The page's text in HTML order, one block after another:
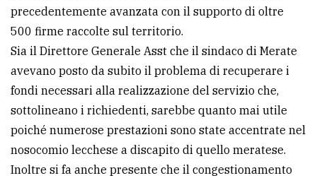
PRIVACY
Cookie
policy
precedentemente avanzata con il supporto di oltre
500 firme raccolte sul territorio.
Sia il Direttore Generale Asst che il sindaco di Merate
avevano posto da subito il problema di recuperare i
fondi necessari alla realizzazione del servizio che,
sottolineano i richiedenti, sarebbe quanto mai utile
poiché numerose prestazioni sono state accentrate nel
nosocomio lecchese a discapito di quello meratese.
Inoltre si fa anche presente che il congestionamento